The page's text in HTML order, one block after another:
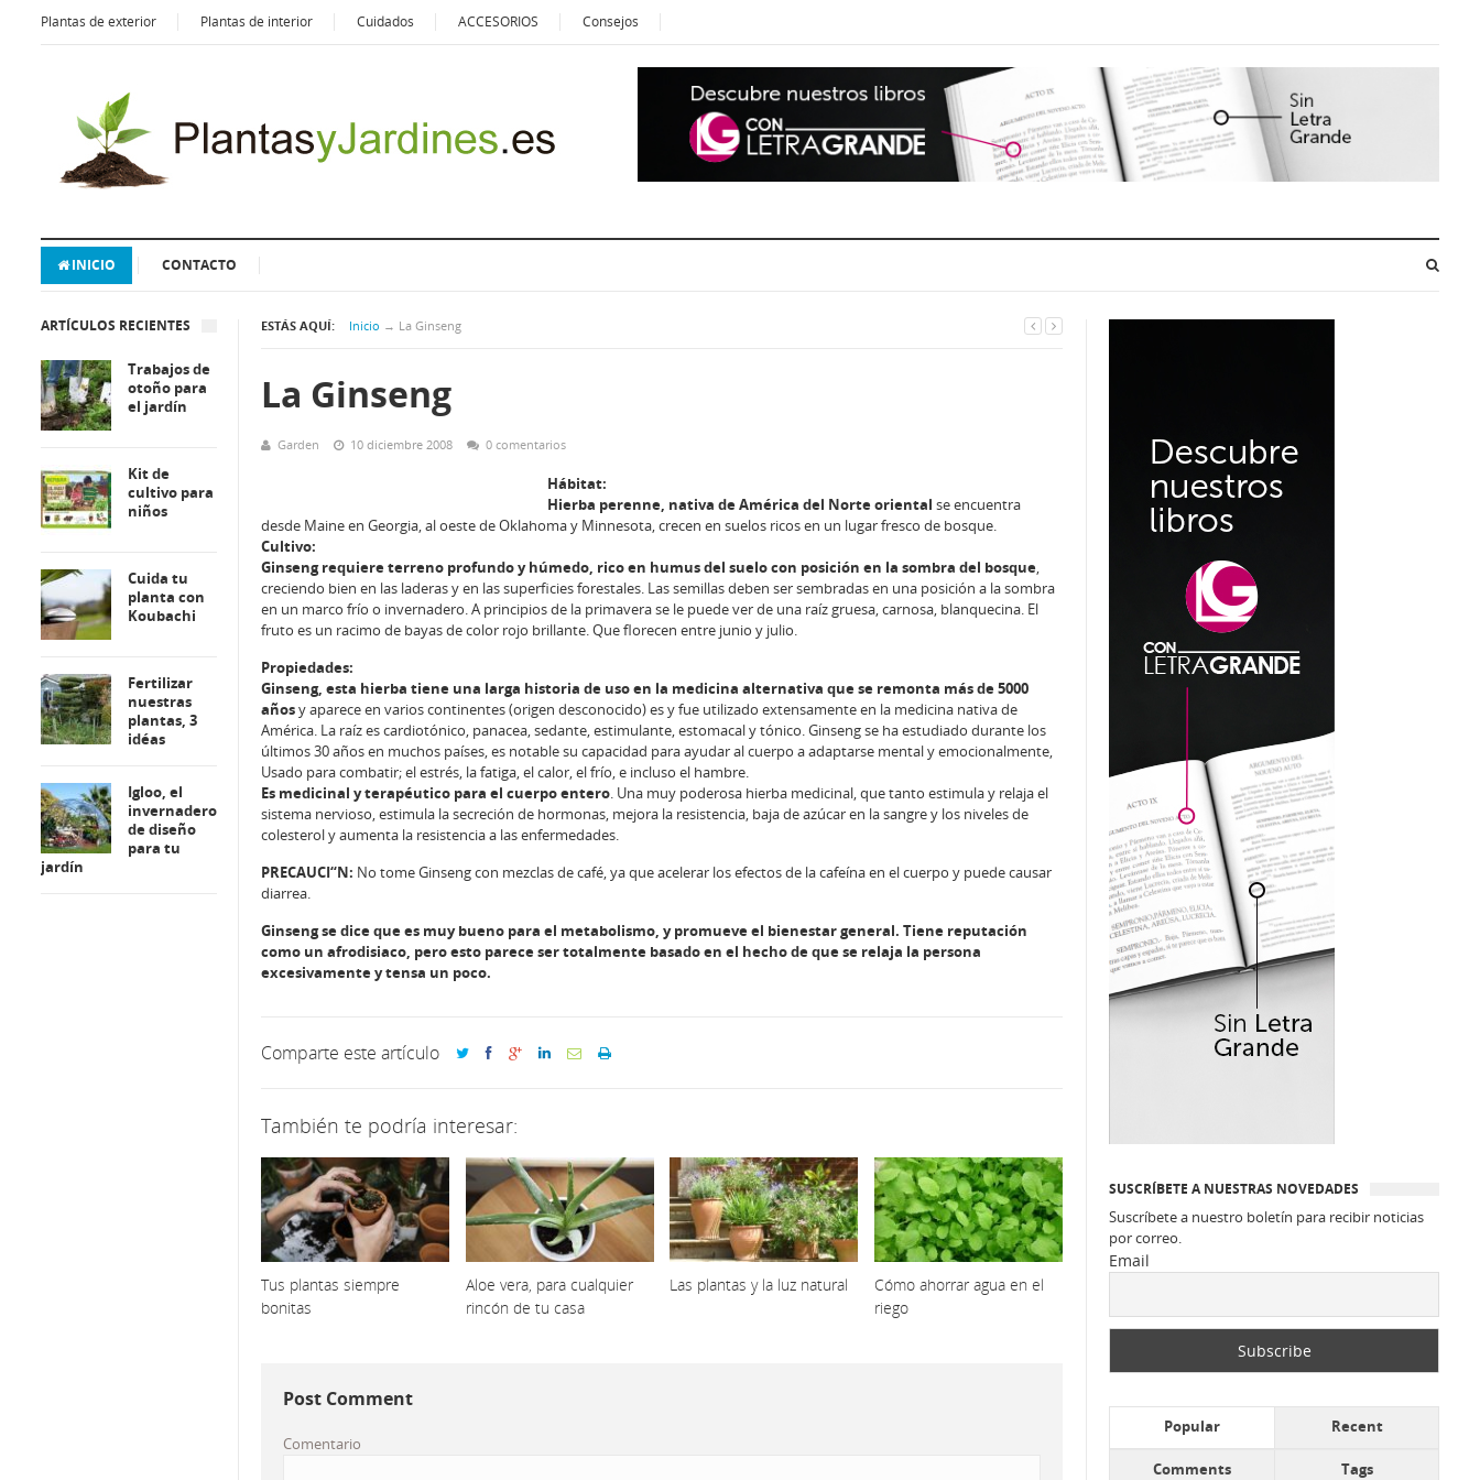
Plantas de exterior Plantas de interior Cuidados ACCESORIOS Consejos
INICIO CONTACTO
ESTÁS AQUÍ: Inicio → La Ginseng
La Ginseng
Garden 10 diciembre 2008 0 comentarios
Hábitat:
Hierba perenne, nativa de América del Norte oriental se encuentra
desde Maine en Georgia, al oeste de Oklahoma y Minnesota, crecen en suelos ricos en un lugar fresco de bosque.
Cultivo:
Ginseng requiere terreno profundo y húmedo, rico en humus del suelo con posición en la sombra del bosque,
creciendo bien en las laderas y en las superficies forestales. Las semillas deben ser sembradas en una posición a la sombra
en un marco frío o invernadero. A principios de la primavera se le puede ver de una raíz gruesa, carnosa, blanquecina. El
fruto es un racimo de bayas de color rojo brillante. Que florecen entre junio y julio.
Propiedades:
Ginseng, esta hierba tiene una larga historia de uso en la medicina alternativa que se remonta más de 5000
añosy aparece en varios continentes (origen desconocido) es y fue utilizado extensamente en la medicina nativa de
América. La raíz es cardiotónico, panacea, sedante, estimulante, estomacal y tónico. Ginseng se ha estudiado durante los
últimos 30 años en muchos países, es notable su capacidad para ayudar al cuerpo a adaptarse mental y emocionalmente,
Usado para combatir; el estrés, la fatiga, el calor, el frío, e incluso el hambre.
Es medicinal y terapéutico para el cuerpo entero. Una muy poderosa hierba medicinal, que tanto estimula y relaja el
sistema nervioso, estimula la secreción de hormonas, mejora la resistencia, baja de azúcar en la sangre y los niveles de
colesterol y aumenta la resistencia a las enfermedades.
PRECAUCI“N: No tome Ginseng con mezclas de café, ya que acelerar los efectos de la cafeína en el cuerpo y puede causar
diarrea.
Ginseng se dice que es muy bueno para el metabolismo, y promueve el bienestar general. Tiene reputación
como un afrodisiaco, pero esto parece ser totalmente basado en el hecho de que se relaja la persona
excesivamente y tensa un poco.
Comparte este artículo
También te podría interesar:
Tus plantas siempre
bonitas
Aloe vera, para cualquier
rincón de tu casa
Las plantas y la luz natural
Cómo ahorrar agua en el
riego
Post Comment
Comentario
ARTÍCULOS RECIENTES
Trabajos de
otoño para
el jardín
Kit de
cultivo para
niños
Cuida tu
planta con
Koubachi
Fertilizar
nuestras
plantas, 3
idéas
Igloo, el
invernadero
de diseño
para tu
jardín
SUSCRÍBETE A NUESTRAS NOVEDADES
Suscríbete a nuestro boletín para recibir noticias
por correo.
Email
Popular Recent
Comments Tags